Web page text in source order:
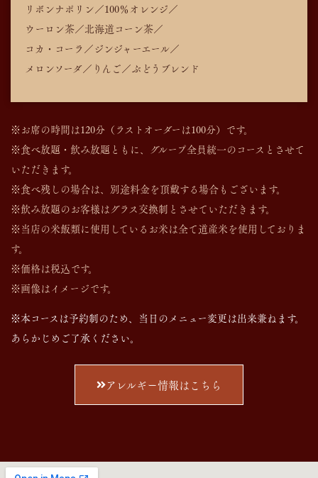
リボンナポリン／100％オレンジ／
ウーロン茶／北海道コーン茶／
コカ・コーラ／ジンジャーエール／
メロンソーダ／りんご／ぶどうブレンド
※お席の時間は120分（ラストオーダーは100分）です。
※食べ放題・飲み放題ともに、グループ全員統一のコースとさせて
いただきます。
※食べ残しの場合は、別途料金を頂戴する場合もございます。
※飲み放題のお客様はグラス交換制とさせていただきます。
※当店の米飯類に使用しているお米は全て道産米を使用しておりま
す。
※価格は税込です。
※画像はイメージです。
※本コースは予約制のため、当日のメニュー変更は出来兼ねます。
あらかじめご了承ください。
アレルギー情報はこちら